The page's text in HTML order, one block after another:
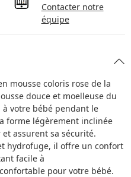
Contacter notre
équipe
mousse coloris rose de la
douce et moelleuse du
votre bébé pendant le
forme légèrement inclinée
assurent sa sécurité.
hydrofuge, il offre un confort
facile à
pour votre bébé.